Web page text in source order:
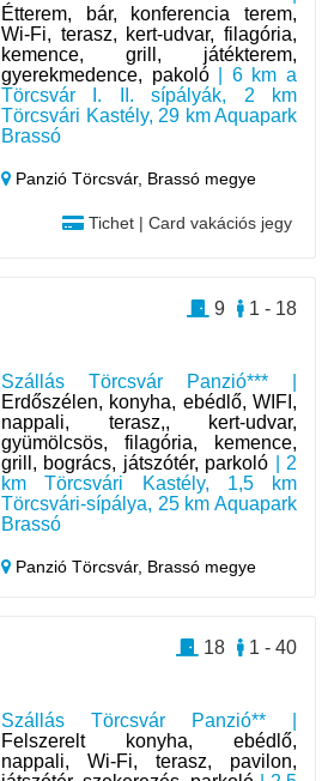
Étterem, bár, konferencia terem,
Wi-Fi, terasz, kert-udvar, filagória,
kemence, grill, játékterem,
gyerekmedence, pakoló| 6 km a
Törcsvár I. II. sípályák, 2 km
Törcsvári Kastély, 29 km Aquapark
Brassó
Panzió Törcsvár, Brassó megye
Tichet | Card vakációs jegy
Szállás Törcsvár Panzió*** |
Erdőszélen, konyha, ebédlő, WIFI,
nappali, terasz,, kert-udvar,
gyümölcsös, filagória, kemence,
grill, bogrács, játszótér, parkoló | 2
km Törcsvári Kastély, 1,5 km
Törcsvári-sípálya, 25 km Aquapark
Brassó
Panzió Törcsvár, Brassó megye
1 - 18
9
Szállás Törcsvár Panzió** |
Felszerelt konyha, ebédlő,
nappali, Wi-Fi, terasz, pavilon,
1 - 40
18